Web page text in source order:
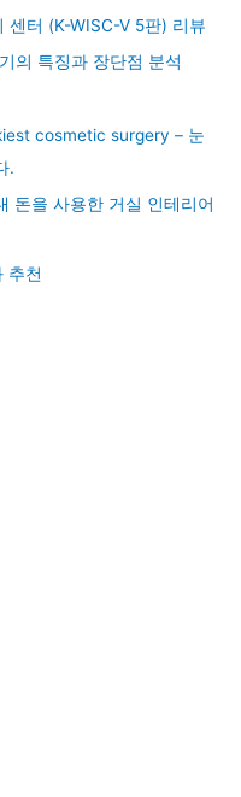
센터 (K-WISC-V 5판) 리뷰
의 특징과 장단점 분석
cosmetic surgery – 눈
.
돈을 사용한 거실 인테리어
추천